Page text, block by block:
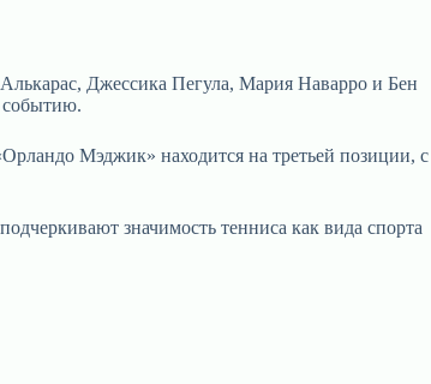
Джессика Пегула, Мария Наварро и Бен
событию.
Мэджик» находится на третьей позиции, с
значимость тенниса как вида спорта